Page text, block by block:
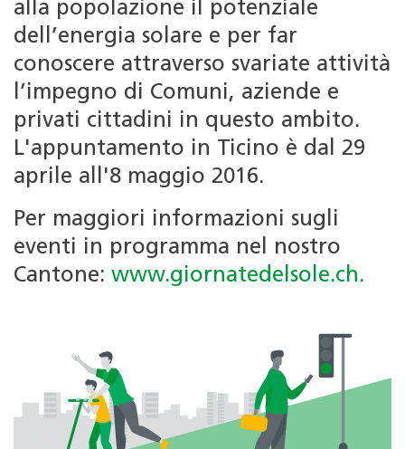
alla popolazione il potenziale
dell’energia solare e per far
conoscere attraverso svariate attività
l’impegno di Comuni, aziende e
privati cittadini in questo ambito.
L'appuntamento in Ticino è dal 29
aprile all'8 maggio 2016.
Per maggiori informazioni sugli
eventi in programma nel nostro
Cantone: www.giornatedelsole.ch.